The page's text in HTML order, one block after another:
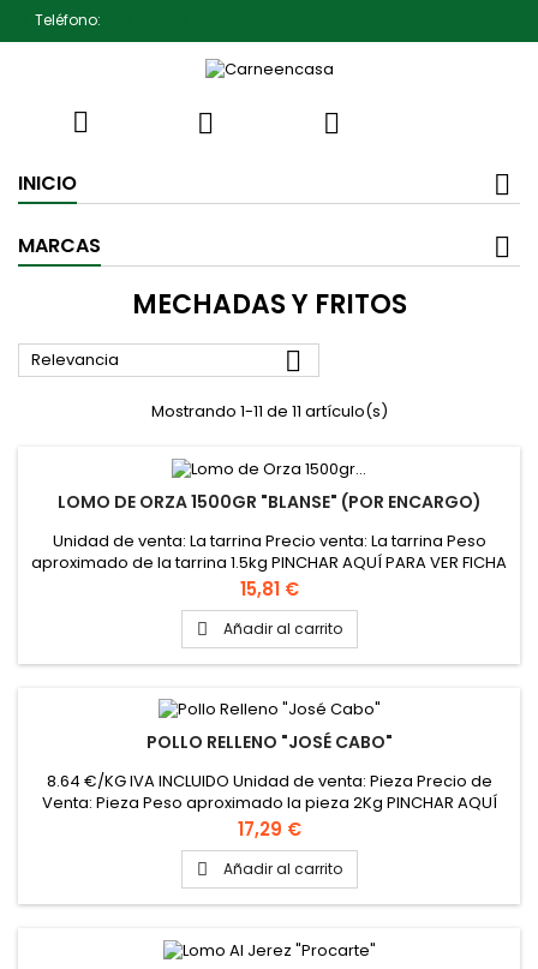
Teléfono:
  
INICIO
MARCAS
MECHADAS Y FRITOS
Relevancia 
Mostrando 1-11 de 11 artículo(s)
LOMO DE ORZA 1500GR "BLANSE" (POR ENCARGO)
Unidad de venta: La tarrina Precio venta: La tarrina Peso
aproximado de la tarrina 1.5kg PINCHAR AQUÍ PARA VER FICHA
TÉCNICA
Precio
15,81 €
 Añadir al carrito
POLLO RELLENO "JOSÉ CABO"
8.64 €/KG IVA INCLUIDO Unidad de venta: Pieza Precio de
Venta: Pieza Peso aproximado la pieza 2Kg PINCHAR AQUÍ
PARA VER FICHA TÉCNICA
Precio
17,29 €
 Añadir al carrito